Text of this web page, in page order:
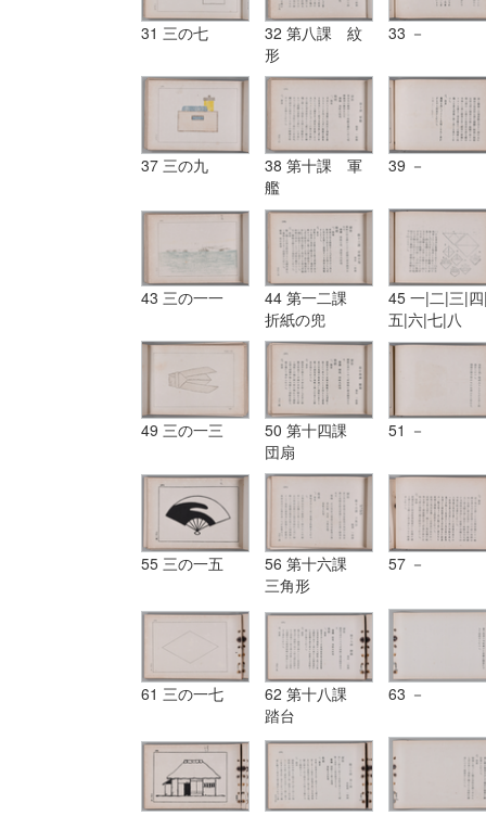
31 三の七
32 第八課 紋
形
33 －
37 三の九
38 第十課 軍
艦
39 －
43 三の一一
44 第一二課
折紙の兜
45 一|二|三|
五|六|七|八
49 三の一三
50 第十四課
団扇
51 －
55 三の一五
56 第十六課
三角形
57 －
61 三の一七
62 第十八課
踏台
63 －